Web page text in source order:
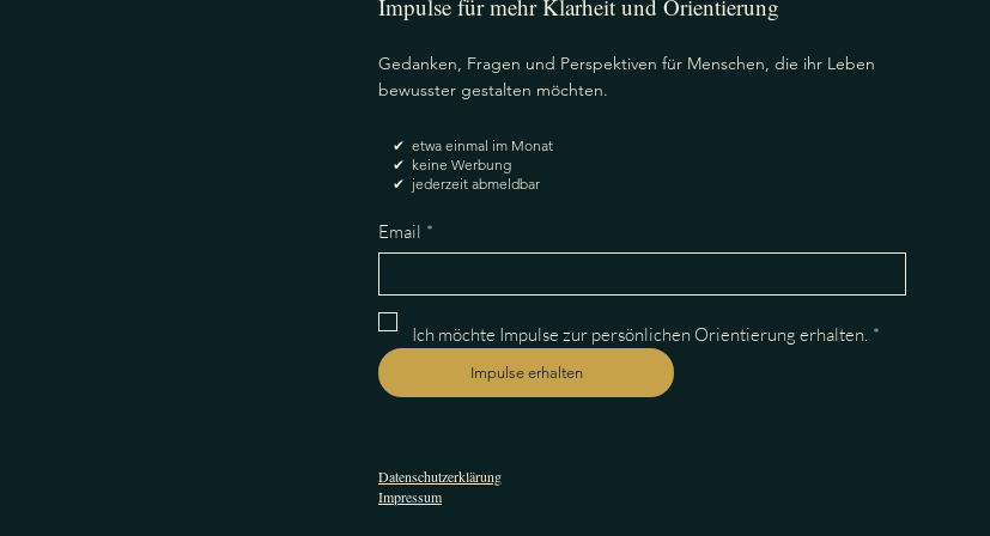
Impulse für mehr Klarheit und Orientierung
Gedanken, Fragen und Perspektiven für Menschen, die ihr Leben
bewusster gestalten möchten.
✔ etwa einmal im Monat
✔ keine Werbung
✔ jederzeit abmeldbar
Email *
Ich möchte Impulse zur persönlichen Orientierung erhalten. *
Impulse erhalten
Datenschutzerklärung
Impressum